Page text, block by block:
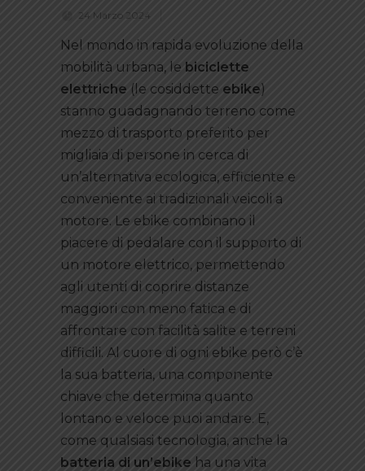
24 Marzo 2024
Nel mondo in rapida evoluzione della
mobilità urbana, le biciclette
elettriche (le cosiddette ebike)
stanno guadagnando terreno come
mezzo di trasporto preferito per
migliaia di persone in cerca di
un’alternativa ecologica, efficiente e
conveniente ai tradizionali veicoli a
motore. Le ebike combinano il
piacere di pedalare con il supporto di
un motore elettrico, permettendo
agli utenti di coprire distanze
maggiori con meno fatica e di
affrontare con facilità salite e terreni
difficili. Al cuore di ogni ebike però c’è
la sua batteria, una componente
chiave che determina quanto
lontano e veloce puoi andare. E,
come qualsiasi tecnologia, anche la
batteria di un’ebike ha una vita